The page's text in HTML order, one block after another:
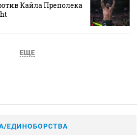
Кайла Преполека
ЕЩЕ
ЕДИНОБОРСТВА